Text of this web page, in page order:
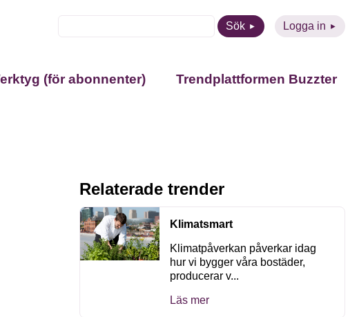
Sök Logga in
(för abonnenter) Trendplattformen Buzzter
Relaterade trender
Klimatsmart
Klimatpåverkan påverkar idag
hur vi bygger våra bostäder,
producerar v...
Läs mer